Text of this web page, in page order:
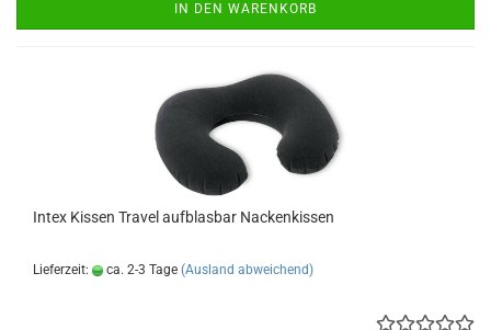
IN DEN WARENKORB
Intex Kis­sen Tra­vel auf­blas­bar Na­cken­kis­sen
Lieferzeit: ca. 2-3 Tage (Ausland abweichend)